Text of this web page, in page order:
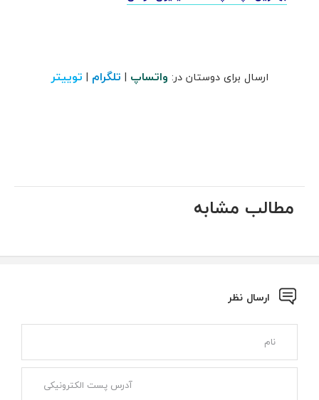
ارسال برای دوستان در: واتساپ | تلگرام | توییتر
مطالب مشابه
ارسال نظر